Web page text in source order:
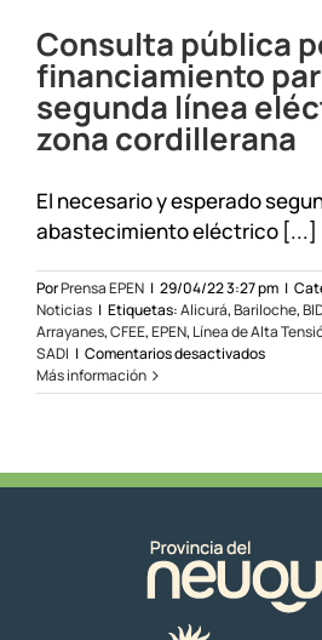
Consulta pública
financiamiento
segunda línea
zona cordillerana
El necesario y esperado
abastecimiento eléctrico [...]
PorPrensa EPEN | 29/04/22 3:27 pm |
Noticias | Etiquetas:Alicurá,Bariloche,BID
Arrayanes,CFEE,EPEN, Línea de Alta
SADI | Comentarios desactivadosen
pública
para
eléctrica
a
la
Más información